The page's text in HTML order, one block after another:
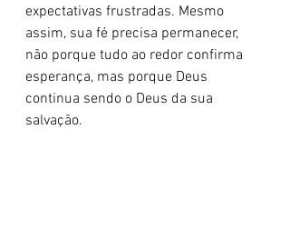
expectativas frustradas. Mesmo
assim, sua fé precisa permanecer,
não porque tudo ao redor confirma
esperança, mas porque Deus
continua sendo o Deus da sua
salvação.